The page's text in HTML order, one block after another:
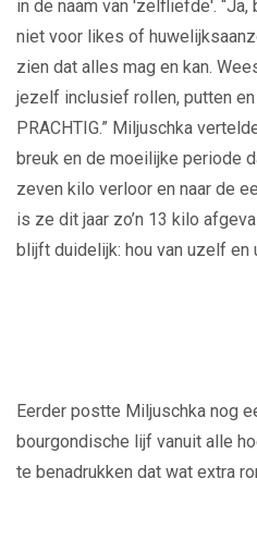
in de naam van 'zelfliefde'.
niet voor likes of
zien dat alles mag en kan.
jezelf inclusief rollen, putten
PRACHTIG.” Miljuschka
breuk en de moeilijke periode
zeven kilo verloor en naar de
is ze dit jaar zo’n 13 kilo
blijft duidelijk: hou van uzelf en
Eerder postte Miljuschka nog
bourgondische lijf vanuit alle
te benadrukken dat wat extra